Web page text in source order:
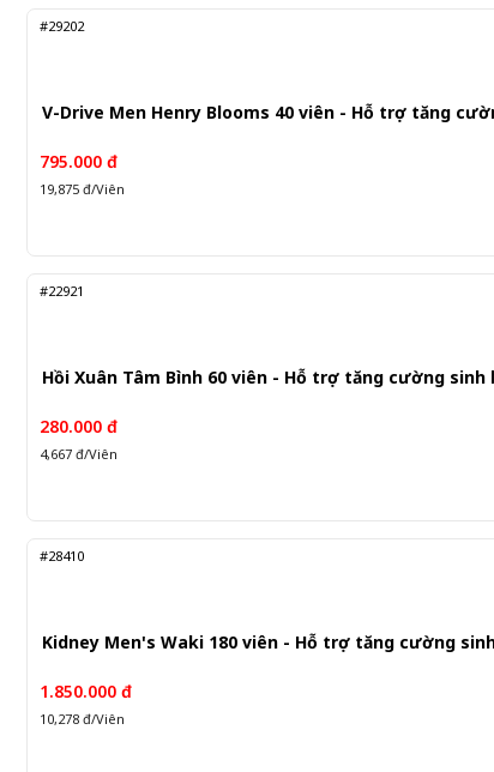
#29202
V-Drive Men Henry Blooms 40 viên - Hỗ trợ tăng
795.000 đ
19,875 đ/Viên
#22921
Hồi Xuân Tâm Bình 60 viên - Hỗ trợ tăng cường sinh
280.000 đ
4,667 đ/Viên
#28410
Kidney Men's Waki 180 viên - Hỗ trợ tăng cường
1.850.000 đ
10,278 đ/Viên